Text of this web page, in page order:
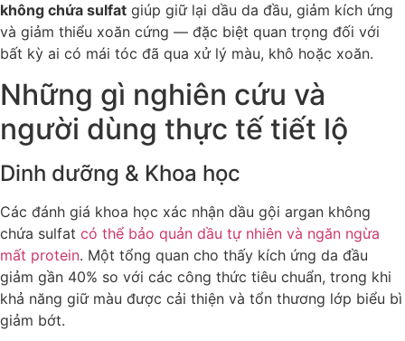
không chứa sulfat giúp giữ lại dầu da đầu, giảm kích ứng
và giảm thiểu xoăn cứng — đặc biệt quan trọng đối với
bất kỳ ai có mái tóc đã qua xử lý màu, khô hoặc xoăn.
Những gì nghiên cứu và
người dùng thực tế tiết lộ
Dinh dưỡng & Khoa học
Các đánh giá khoa học xác nhận dầu gội argan không
chứa sulfat có thể bảo quản dầu tự nhiên và ngăn ngừa
mất protein. Một tổng quan cho thấy kích ứng da đầu
giảm gần 40% so với các công thức tiêu chuẩn, trong khi
khả năng giữ màu được cải thiện và tổn thương lớp biểu bì
giảm bớt.